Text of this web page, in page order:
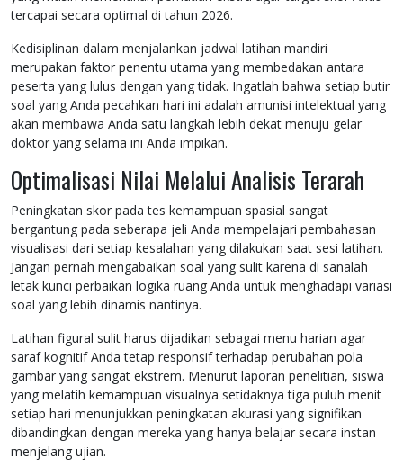
tercapai secara optimal di tahun 2026.
Kedisiplinan dalam menjalankan jadwal latihan mandiri
merupakan faktor penentu utama yang membedakan antara
peserta yang lulus dengan yang tidak. Ingatlah bahwa setiap butir
soal yang Anda pecahkan hari ini adalah amunisi intelektual yang
akan membawa Anda satu langkah lebih dekat menuju gelar
doktor yang selama ini Anda impikan.
Optimalisasi Nilai Melalui Analisis Terarah
Peningkatan skor pada tes kemampuan spasial sangat
bergantung pada seberapa jeli Anda mempelajari pembahasan
visualisasi dari setiap kesalahan yang dilakukan saat sesi latihan.
Jangan pernah mengabaikan soal yang sulit karena di sanalah
letak kunci perbaikan logika ruang Anda untuk menghadapi variasi
soal yang lebih dinamis nantinya.
Latihan figural sulit harus dijadikan sebagai menu harian agar
saraf kognitif Anda tetap responsif terhadap perubahan pola
gambar yang sangat ekstrem. Menurut laporan penelitian, siswa
yang melatih kemampuan visualnya setidaknya tiga puluh menit
setiap hari menunjukkan peningkatan akurasi yang signifikan
dibandingkan dengan mereka yang hanya belajar secara instan
menjelang ujian.